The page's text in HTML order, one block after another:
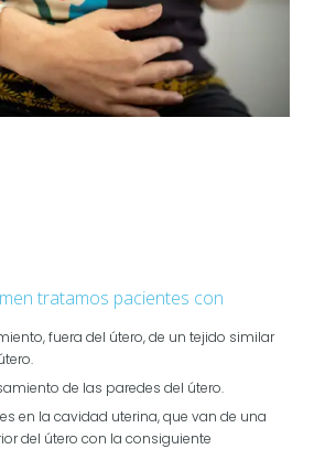
tratamos pacientes con
fuera del útero, de un tejido similar
de las paredes del útero.
en la cavidad uterina, que van de una
del útero con la consiguiente